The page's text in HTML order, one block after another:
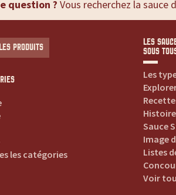
question ? Vous recherchez la sauce
PRODUITS
les catégories
LES
SOUS
Les
Sauce
Image
Listes
Voir